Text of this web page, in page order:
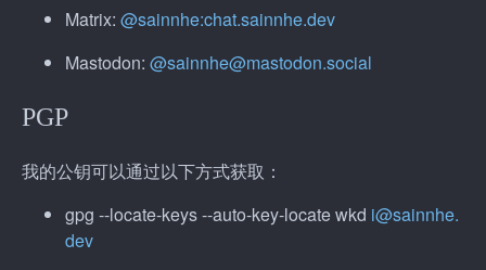
Matrix: @sainnhe:chat.sainnhe.dev
Mastodon: @sainnhe@mastodon.social
PGP
我的公钥可以通过以下方式获取：
gpg --locate-keys --auto-key-locate wkd i@sainnhe.
dev